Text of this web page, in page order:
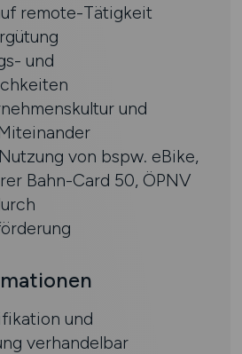
remote-Tätigkeit
und
und
von bspw. eBike,
Bahn-Card 50, ÖPNV
und
verhandelbar